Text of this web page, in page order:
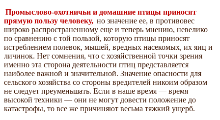
Промыслово-охотничьи и домашние птицы приносят
прямую пользу человеку, но значение ее, в противовес
широко распространенному еще и теперь мнению, невелико
по сравнению с той пользой, которую птицы приносят
истреблением полевок, мышей, вредных насекомых, их яиц и
личинок. Нет сомнения, что с хозяйственной точки зрения
именно эта сторона деятельности птиц представляется
наиболее важной и значительной. Значение опасности для
сельского хозяйства со стороны вредителей никоим образом
не следует преуменьшать. Если в наше время — время
высокой техники — они не могут довести положение до
катастрофы, то все же причиняют весьма тяжкий ущерб.